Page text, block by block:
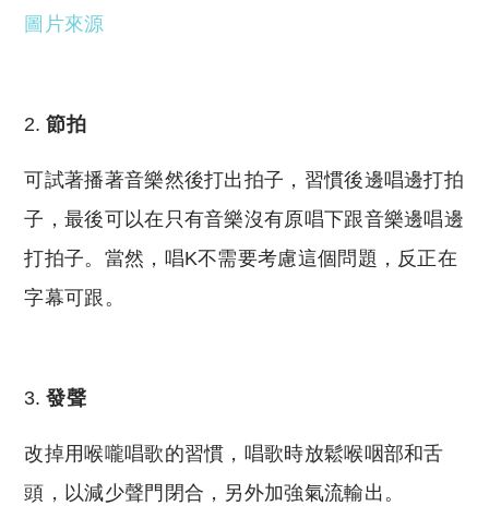
圖片來源
節拍
可試著播著音樂然後打出拍子，習慣後邊唱邊打拍
子，最後可以在只有音樂沒有原唱下跟音樂邊唱邊
打拍子。當然，唱K不需要考慮這個問題，反正在
字幕可跟。
發聲
改掉用喉嚨唱歌的習慣，唱歌時放鬆喉咽部和舌
頭，以減少聲門閉合，另外加強氣流輸出。